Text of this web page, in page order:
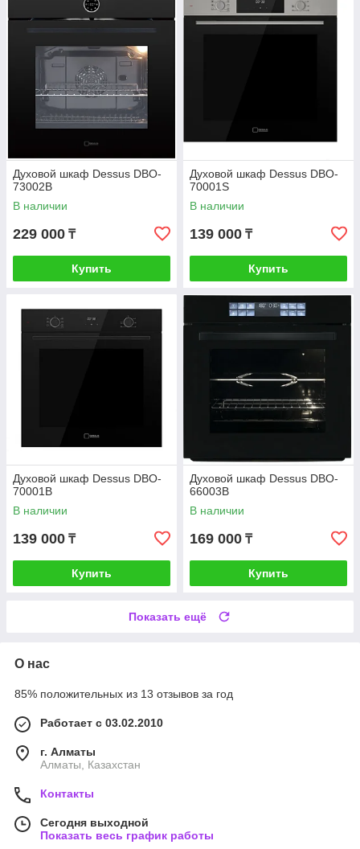
Духовой шкаф Dessus DBO-
73002B
В наличии
229 000 ₸
Купить
Духовой шкаф Dessus DBO-
70001S
В наличии
139 000 ₸
Купить
Духовой шкаф Dessus DBO-
70001B
В наличии
139 000 ₸
Купить
Духовой шкаф Dessus DBO-
66003B
В наличии
169 000 ₸
Купить
Показать ещё
О нас
85% положительных из 13 отзывов за год
Работает с 03.02.2010
г. Алматы
Алматы, Казахстан
Контакты
Сегодня выходной
Показать весь график работы